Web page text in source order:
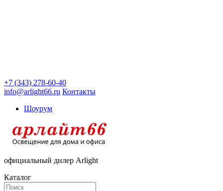
+7 (343) 278-60-40
info@arlight66.ru Контакты
Шоурум
официальный дилер Arlight
Каталог